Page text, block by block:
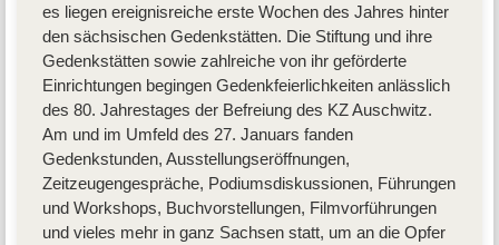
es liegen ereignisreiche erste Wochen des Jahres hinter
den sächsischen Gedenkstätten. Die Stiftung und ihre
Gedenkstätten sowie zahlreiche von ihr geförderte
Einrichtungen begingen Gedenkfeierlichkeiten anlässlich
des 80. Jahrestages der Befreiung des KZ Auschwitz.
Am und im Umfeld des 27. Januars fanden
Gedenkstunden, Ausstellungseröffnungen,
Zeitzeugengespräche, Podiumsdiskussionen, Führungen
und Workshops, Buchvorstellungen, Filmvorführungen
und vieles mehr in ganz Sachsen statt, um an die Opfer